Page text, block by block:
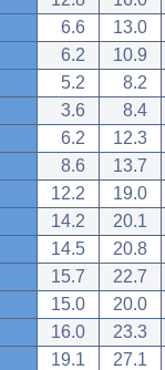
6.6
13.0
6.2
10.9
5.2
8.2
3.6
8.4
6.2
12.3
8.6
13.7
12.2
19.0
14.2
20.1
14.5
20.8
15.7
22.7
15.0
20.0
16.0
23.3
19.1
27.1